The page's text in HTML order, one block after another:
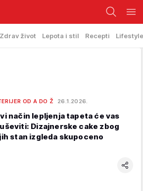
Zdrav život Lepota i stil Recepti Lifestyle
OD A DO Ž 26.1.2026.
način lepljenja tapeta će vas
Dizajnerske cake zbog
stan izgleda skupoceno